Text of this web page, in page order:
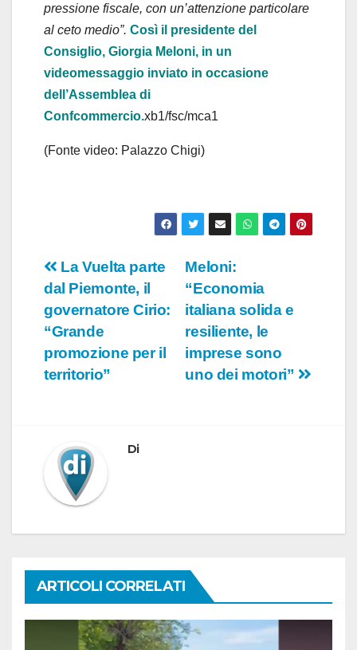
pressione fiscale, con un’attenzione particolare
al ceto medio”. Così il presidente del
Consiglio, Giorgia Meloni, in un
videomessaggio inviato in occasione
dell’Assemblea di
Confcommercio.xb1/fsc/mca1
(Fonte video: Palazzo Chigi)
Navigazione
articoli
Meloni:
“Economia
italiana solida e
resiliente, le
imprese sono
uno dei motori”
La Vuelta parte
dal Piemonte, il
governatore Cirio:
“Grande
promozione per il
territorio”
Di
ARTICOLI CORRELATI